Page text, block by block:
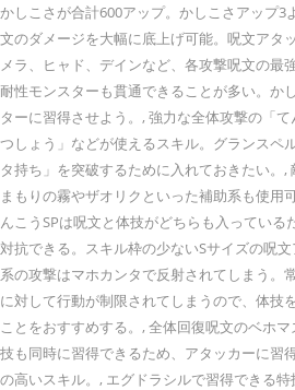
かしこさが合計600アップ。かしこさアップ3
文のダメージを大幅に底上げ可能。呪文アタ
メラ、ヒャド、デインなど、各攻撃呪文の最
耐性モンスターも貫通できることが多い。か
ターに習得させよう。, 強力な全体攻撃の「
つしょう」などが使えるスキル。グランスペ
タ持ち」を突破するために入れておきたい。,
まもりの霧やザオリクといった補助系も使用
んこうSPは呪文と体技がどちらも入っている
対抗できる。スキル枠の少ないSサイズの呪
系の攻撃はマホカンタで反射されてしまう。
に対して行動が制限されてしまうので、体技
ことをおすすめする。, 全体回復呪文のベホ
技も同時に習得できるため、アタッカーに習
の高いスキル。, エグドラシルで習得できる